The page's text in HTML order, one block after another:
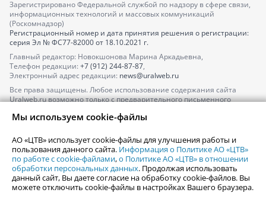
Зарегистрировано Федеральной службой по надзору в сфере связи,
информационных технологий и массовых коммуникаций
(Роскомнадзор)
Регистрационный номер и дата принятия решения о регистрации:
серия Эл № ФС77-82000от 18.10.2021 г.
Главный редактор: Новокшонова Марина Аркадьевна,
Телефон редакции: +7 (912) 244-87-87,
Электронный адрес редакции: news@uralweb.ru
Все права защищены. Любое использование содержания сайта
Uralweb.ru возможно только с предварительного письменного
По вопросам размещения рекламы обращайтесь по тел.
По вопросам размещения информации в разделе «Афиша»
afisha@uralweb.ru
Пользовательское соглашение на использование сайта
Политика АО «ЦТВ» в отношении обработки персональных данных
Мы используем cookie-файлы
АО «ЦТВ» использует cookie-файлы для улучшения работы и
пользования данного сайта. Информация о Политике АО «ЦТВ»
по работе с cookie-файлами,о Политике АО «ЦТВ» в отношении
обработки персональных данных. Продолжая использовать
данный сайт, Вы даете согласие на обработку cookie-файлов. Вы
можете отключить cookie-файлы в настройках Вашего браузера.